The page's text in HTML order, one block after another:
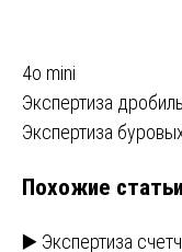
4o mini
Навигация
записям
Экспертиза
Экспертиза
Похожие статьи
▶️ Экспертиза